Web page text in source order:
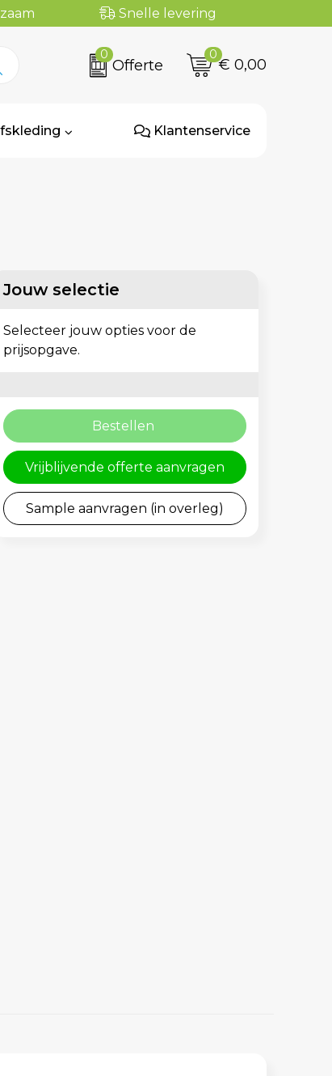
Snelle levering
0
Offerte
0
€ 0,00
Klantenservice
Jouw selectie
Selecteer jouw opties voor de
prijsopgave.
Bestellen
Vrijblijvende offerte aanvragen
Sample aanvragen (in overleg)